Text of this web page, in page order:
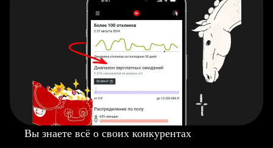
Вы знаете всё о своих конкурентах